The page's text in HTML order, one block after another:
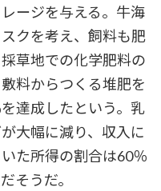
ージを与える。牛海
クを考え、飼料も肥
草地での化学肥料の
料からつくる堆肥を
達成したという。乳
大幅に減り、収入に
た所得の割合は60％
そうだ。